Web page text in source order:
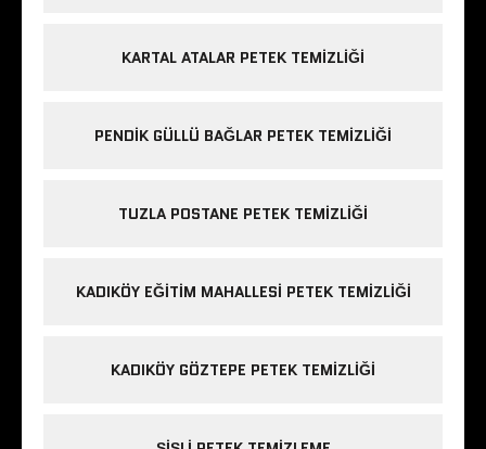
KARTAL ATALAR PETEK TEMIZLIĞI
PENDIK GÜLLÜ BAĞLAR PETEK TEMIZLIĞI
TUZLA POSTANE PETEK TEMIZLIĞI
KADIKÖY EĞITIM MAHALLESI PETEK TEMIZLIĞI
KADIKÖY GÖZTEPE PETEK TEMIZLIĞI